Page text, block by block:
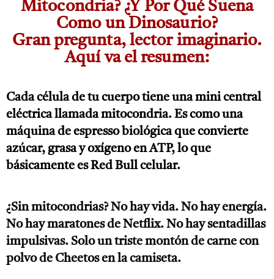
Mitocondria? ¿Y Por Qué Suena
Como un Dinosaurio?
Gran pregunta, lector imaginario.
Aquí va el resumen:
Cada célula de tu cuerpo tiene una mini central
eléctrica llamada mitocondria. Es como una
máquina de espresso biológica que convierte
azúcar, grasa y oxígeno en ATP, lo que
básicamente es Red Bull celular.
¿Sin mitocondrias? No hay vida. No hay energía.
No hay maratones de Netflix. No hay sentadillas
impulsivas. Solo un triste montón de carne con
polvo de Cheetos en la camiseta.